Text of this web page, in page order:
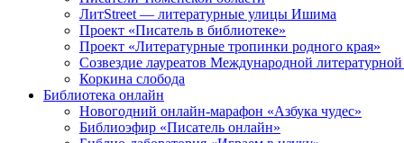
ЛитStreet — литературные улицы Ишима
Проект «Писатель в библиотеке»
Проект «Литературные тропинки родного края»
Созвездие лауреатов Международной
Коркина слобода
Библиотека онлайн
Новогодний онлайн-марафон «Азбука чудес»
Библиоэфир «Писатель онлайн»